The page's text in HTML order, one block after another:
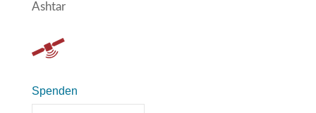
Ashtar
Spenden